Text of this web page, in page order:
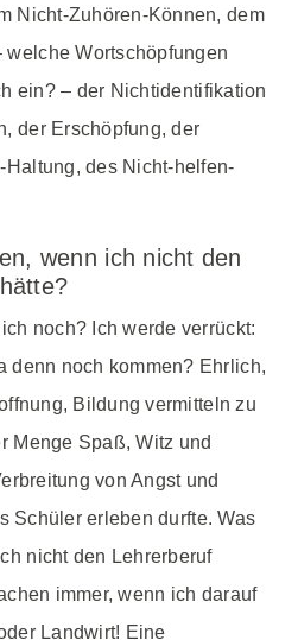
Nicht-Zuhören-Können, dem
Wortschöpfungen
ein? – der Nichtidentifikation
der Erschöpfung, der
des Nicht-helfen-
wenn ich nicht den
noch? Ich werde verrückt:
denn noch kommen? Ehrlich,
Bildung vermitteln zu
Menge Spaß, Witz und
von Angst und
Schüler erleben durfte. Was
nicht den Lehrerberuf
immer, wenn ich darauf
Landwirt! Eine